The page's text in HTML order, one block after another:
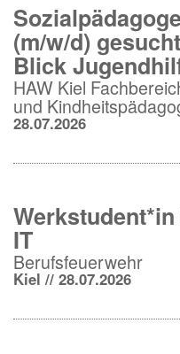
(m/w/d)
Blick
HAW Kiel
und
28.07.2026
IT
Berufsfeuerwehr
Kiel // 28.07.2026